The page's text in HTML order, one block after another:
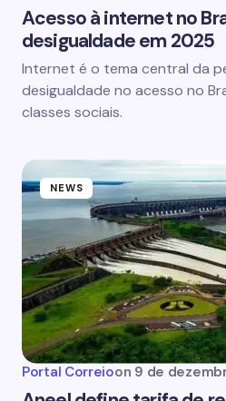
Acesso à internet no
desigualdade em 2025
Internet é o tema central da
desigualdade no acesso no
classes sociais.
NEWS
Portal Correioon 9 de